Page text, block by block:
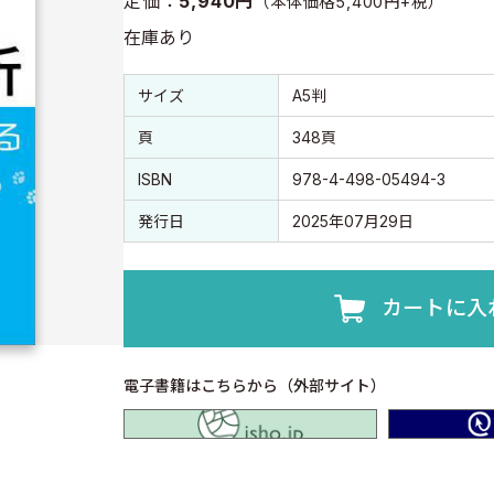
在庫あり
書誌情報
書誌情報
サイズ A5判
頁 348頁
ISBN 978-4-498-05494-3
発行日 2025年07月29日
カートに入
電子書籍はこちらから（外部サイト）